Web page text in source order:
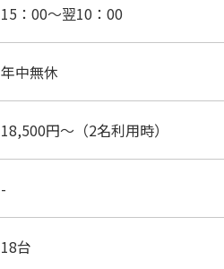
15：00～翌10：00
年中無休
18,500円～（2名利用時）
-
18台